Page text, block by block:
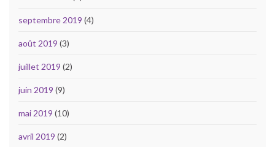
septembre 2019 (4)
août 2019 (3)
juillet 2019 (2)
juin 2019 (9)
mai 2019 (10)
avril 2019 (2)